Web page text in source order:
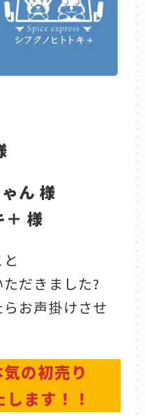
ん 様
＋ 様
だきました?
お声掛けさせ
の初売り
します！！